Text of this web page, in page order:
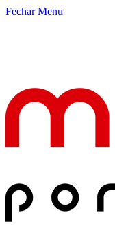
Fechar Menu